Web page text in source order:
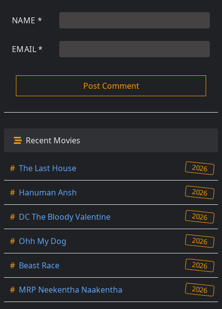
NAME *
EMAIL*
Recent Movies
# The Last House 2026
# Hanuman Ansh 2026
# DC The Bloody Valentine 2026
# Ohh My Dog 2026
# Beast Race 2026
# MRP Neekentha Naakentha 2026